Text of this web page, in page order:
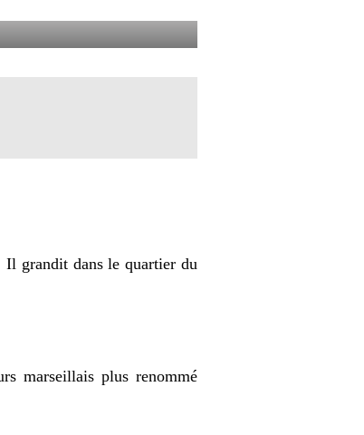
grandit dans le quartier du
marseillais plus renommé